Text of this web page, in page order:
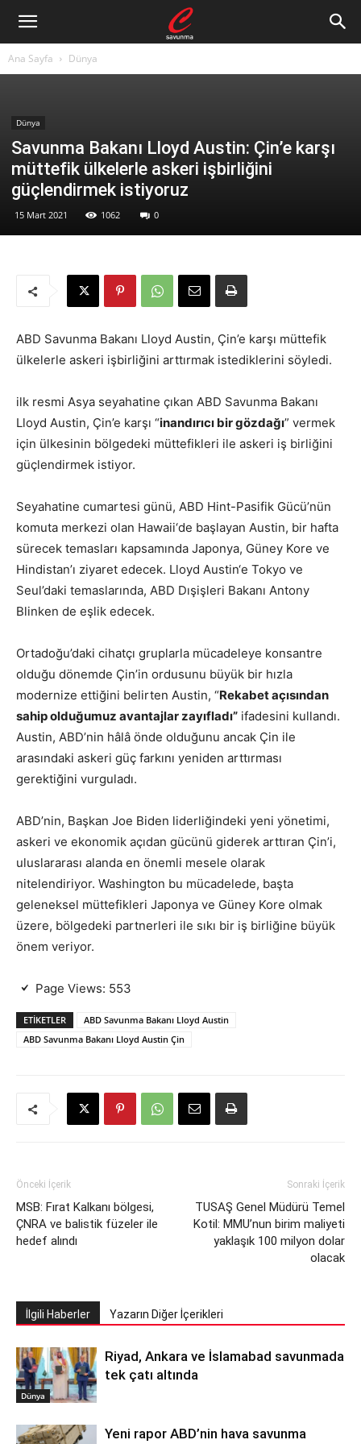
Ana Sayfa Dünya
Dünya
Savunma Bakanı Lloyd Austin: Çin’e karşı
müttefik ülkelerle askeri işbirliğini
güçlendirmek istiyoruz
15 Mart 2021 1062 0
ABD Savunma Bakanı Lloyd Austin, Çin’e karşı müttefik
ülkelerle askeri işbirliğini arttırmak istediklerini söyledi.
ilk resmi Asya seyahatine çıkan ABD Savunma Bakanı
Lloyd Austin, Çin’e karşı “inandırıcı bir gözdağı” vermek
için ülkesinin bölgedeki müttefikleri ile askeri iş birliğini
güçlendirmek istiyor.
Seyahatine cumartesi günü, ABD Hint-Pasifik Gücü’nün
komuta merkezi olan Hawaii‘de başlayan Austin, bir hafta
sürecek temasları kapsamında Japonya, Güney Kore ve
Hindistan’ı ziyaret edecek. Lloyd Austin‘e Tokyo ve
Seul’daki temaslarında, ABD Dışişleri Bakanı Antony
Blinken de eşlik edecek.
Ortadoğu’daki cihatçı gruplarla mücadeleye konsantre
olduğu dönemde Çin’in ordusunu büyük bir hızla
modernize ettiğini belirten Austin, “Rekabet açısından
sahip olduğumuz avantajlar zayıfladı” ifadesini kullandı.
Austin, ABD’nin hâlâ önde olduğunu ancak Çin ile
arasındaki askeri güç farkını yeniden arttırması
gerektiğini vurguladı.
ABD’nin, Başkan Joe Biden liderliğindeki yeni yönetimi,
askeri ve ekonomik açıdan gücünü giderek arttıran Çin’i,
uluslararası alanda en önemli mesele olarak
nitelendiriyor. Washington bu mücadelede, başta
geleneksel müttefikleri Japonya ve Güney Kore olmak
üzere, bölgedeki partnerleri ile sıkı bir iş birliğine büyük
önem veriyor.
Page Views: 553
ETIKETLER
ABD Savunma Bakanı Lloyd Austin
ABD Savunma Bakanı Lloyd Austin Çin
Önceki İçerik
MSB: Fırat Kalkanı bölgesi,
ÇNRA ve balistik füzeler ile
hedef alındı
Sonraki İçerik
TUSAŞ Genel Müdürü Temel
Kotil: MMU’nun birim maliyeti
yaklaşık 100 milyon dolar
olacak
İlgili Haberler Yazarın Diğer İçerikleri
Dünya
Riyad, Ankara ve İslamabad savunmada
tek çatı altında
Yeni rapor ABD’nin hava savunma